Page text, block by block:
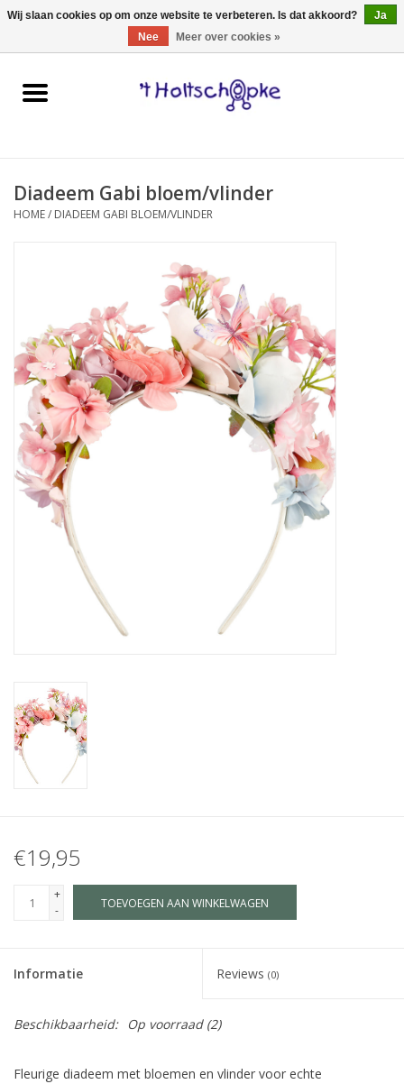
0 Artikelen - €0,00
Home
spellen
hebbedingen
kinderkamer
eten & drinken
knuffels
Merken
Diadeem Gabi bloem/vlinder
HOME/ DIADEEM GABI BLOEM/VLINDER
€19,95
+
-
TOEVOEGEN AAN WINKELWAGEN
Informatie Reviews (0)
Beschikbaarheid: Op voorraad(2)
Fleurige diadeem met bloemen en vlinder voor echte
Wij slaan cookies op om onze website te verbeteren. Is dat akkoord?
Ja
Nee
Meer over cookies »